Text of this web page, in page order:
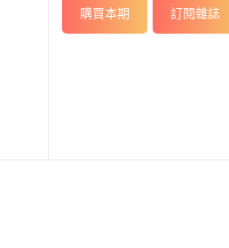
購買本期 訂閱雜誌